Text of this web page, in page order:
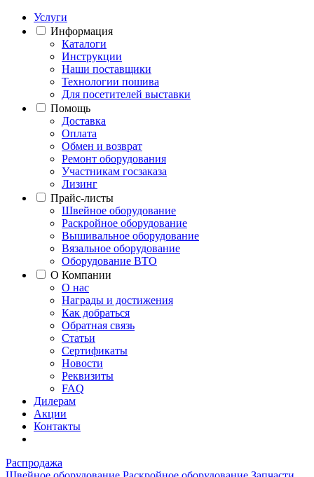
Услуги
Информация
Каталоги
Инструкции
Наши поставщики
Технологии пошива
Для посетителей выставки
Помощь
Доставка
Оплата
Обмен и возврат
Ремонт оборудования
Участникам госзаказа
Лизинг
Прайс-листы
Швейное оборудование
Раскройное оборудование
Вышивальное оборудование
Вязальное оборудование
Оборудование ВТО
О Компании
О нас
Награды и достижения
Как добраться
Обратная связь
Статьи
Сертификаты
Новости
Реквизиты
FAQ
Дилерам
Акции
Контакты
Распродажа